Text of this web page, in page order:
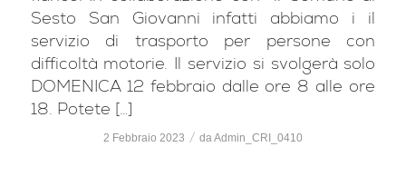
Sesto San Giovanni infatti abbiamo i il
servizio di trasporto per persone con
difficoltà motorie. Il servizio si svolgerà solo
DOMENICA 12 febbraio dalle ore 8 alle ore
18. Potete […]
2 Febbraio 2023 / daAdmin_CRI_0410